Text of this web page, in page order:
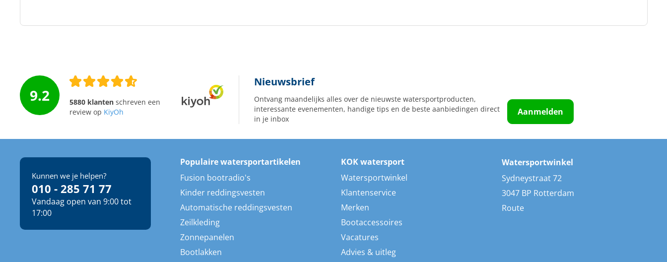
9.2 5880 klantenschreven een
review op KiyOh
Nieuwsbrief
Ontvang maandelijks alles over de nieuwste watersportproducten,
interessante evenementen, handige tips en de beste aanbiedingen direct
in je inbox
Aanmelden
Kunnen we je helpen?
010 - 285 71 77
Vandaag open van 9:00 tot
17:00
Populaire watersportartikelen
Fusion bootradio's
Kinder reddingsvesten
Automatische reddingsvesten
Zeilkleding
Zonnepanelen
Bootlakken
KOK watersport
Watersportwinkel
Klantenservice
Merken
Bootaccessoires
Vacatures
Advies & uitleg
Watersportwinkel
Sydneystraat 72
3047 BP Rotterdam
Route